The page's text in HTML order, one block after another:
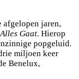
afgelopen jaren,
Gaat. Hierop
popgeluid.
miljoen keer
Benelux,